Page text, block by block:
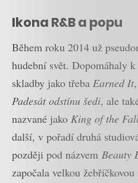
Ikona R&B a popu
Během roku 2014 už
hudební svět. Dopomáhaly
skladby jako třeba Earned It
Padesát odstínu šedi, ale
nazvané jako King of the
další, v pořadí druhá
později pod názvem Beauty
započala velkou